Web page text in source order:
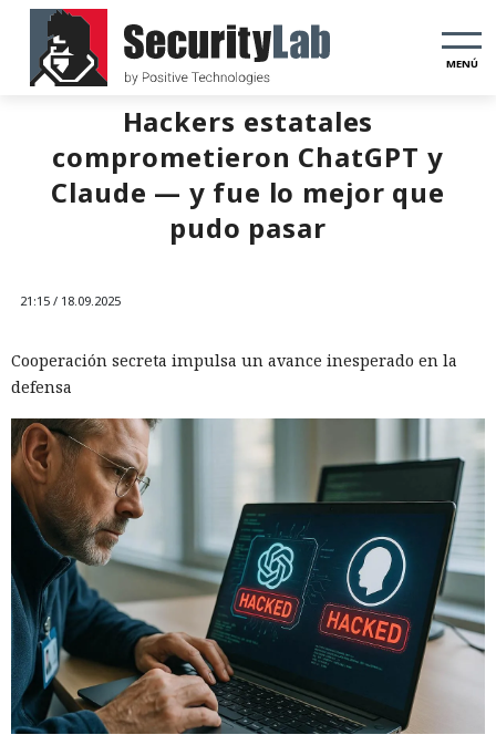
MENÚ
Hackers estatales
comprometieron ChatGPT y
Claude — y fue lo mejor que
pudo pasar
21:15 / 18.09.2025
Cooperación secreta impulsa un avance inesperado en la
defensa